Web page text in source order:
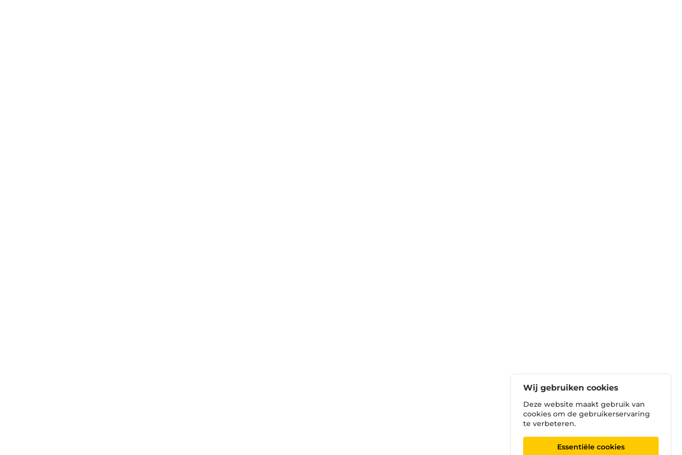
Wij gebruiken cookies
Deze website maakt gebruik van
cookies om de gebruikerservaring
te verbeteren.
Essentiële cookies